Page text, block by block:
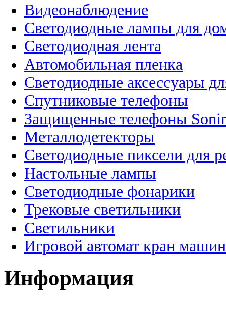
Видеонаблюдение
Светодиодные лампы для
Светодиодная лента
Автомобильная пленка
Светодиодные аксессуары
Спутниковые телефоны
Защищенные телефоны
Металлодетекторы
Светодиодные пиксели для
Настольные лампы
Светодиодные фонарики
Трековые светильники
Светильники
Игровой автомат кран
Информация